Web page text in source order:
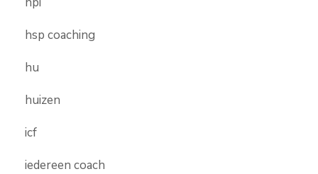
hsp coaching
hu
huizen
icf
iedereen coach